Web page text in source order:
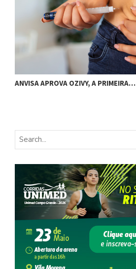
ANVISA APROVA OZIVY, A PRIMEIRA…